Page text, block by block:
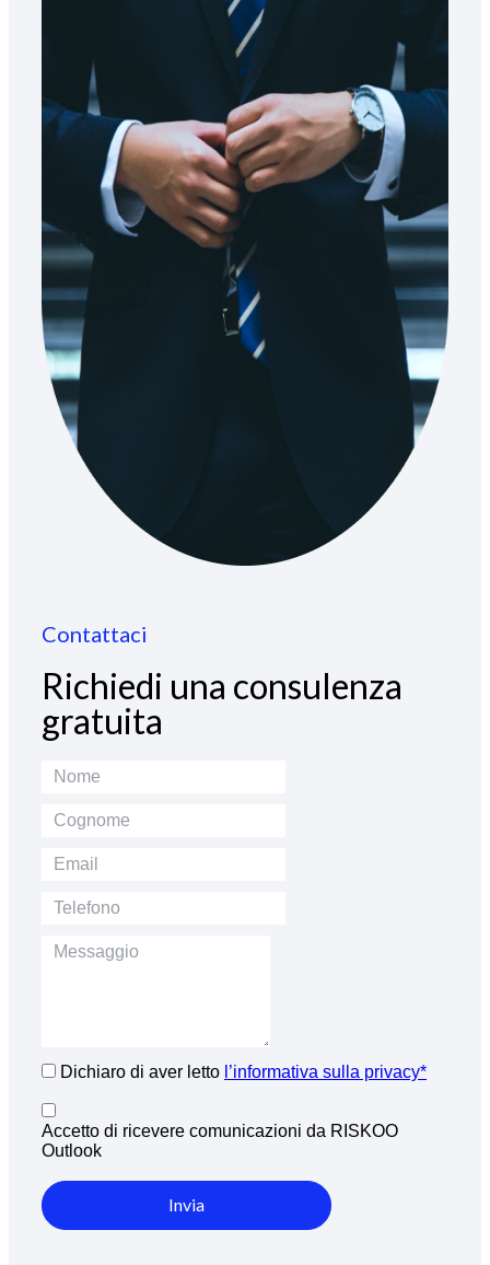
Contattaci
Richiedi una consulenza
gratuita
Dichiaro di aver letto l’informativa sulla privacy*
Accetto di ricevere comunicazioni da RISKOO
Outlook
Invia